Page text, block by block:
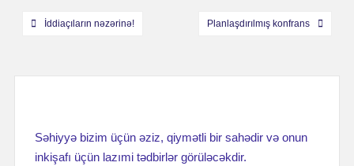
Навигация
записям
İddiaçıların nəzərinə! Planlaşdırılmış konfrans
Səhiyyə bizim üçün əziz, qiymətli bir sahədir və onun
inkişafı üçün lazımi tədbirlər görüləcəkdir.